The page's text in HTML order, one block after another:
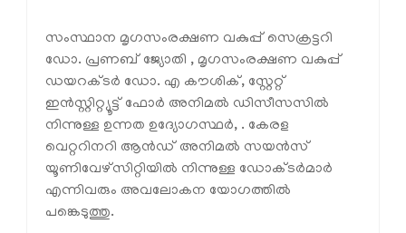
സംസ്ഥാന മൃഗസംരക്ഷണ വകുപ്പ് സെക്രട്ടറി
ഡോ. പ്രണബ് ജ്യോതി , മൃഗസംരക്ഷണ വകുപ്പ്
ഡയറക്ടർ ഡോ. എ കൗശിക്, സ്റ്റേറ്റ്
ഇൻസ്റ്റിറ്റ്യൂട്ട് ഫോർ അനിമൽ ഡിസീസസിൽ
നിന്നുള്ള ഉന്നത ഉദ്യോഗസ്ഥർ, . കേരള
വെറ്ററിനറി ആൻഡ് അനിമൽ സയൻസ്
യൂണിവേഴ്സിറ്റിയിൽ നിന്നുള്ള ഡോക്ടർമാർ
എന്നിവരും അവലോകന യോഗത്തിൽ
പങ്കെടുത്തു.